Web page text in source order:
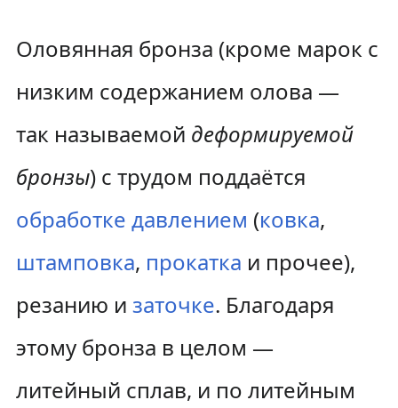
Оловянная бронза (кроме марок с
низким содержанием олова —
так называемой деформируемой
бронзы) с трудом поддаётся
обработке давлением (ковка,
штамповка, прокатка и прочее),
резанию и заточке. Благодаря
этому бронза в целом —
литейный сплав, и по литейным